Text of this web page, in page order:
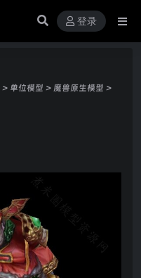
登录
> 单位模型 > 魔兽原生模型 >